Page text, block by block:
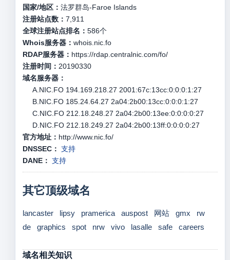
国家/地区： 法罗群岛-Faroe Islands
注册站点数： 7,911
全球注册站点排名： 586个
Whois服务器： whois.nic.fo
RDAP服务器： https://rdap.centralnic.com/fo/
注册时间： 20190330
域名服务器：
A.NIC.FO 194.169.218.27 2001:67c:13cc:0:0:0:1:27
B.NIC.FO 185.24.64.27 2a04:2b00:13cc:0:0:0:1:27
C.NIC.FO 212.18.248.27 2a04:2b00:13ee:0:0:0:0:27
D.NIC.FO 212.18.249.27 2a04:2b00:13ff:0:0:0:0:27
官方地址： http://www.nic.fo/
DNSSEC： 支持
DANE： 支持
其它顶级域名
lancaster lipsy pramerica auspost 网站 gmx
rw
de
graphics spot nrw vivo lasalle safe careers
域名相关知识